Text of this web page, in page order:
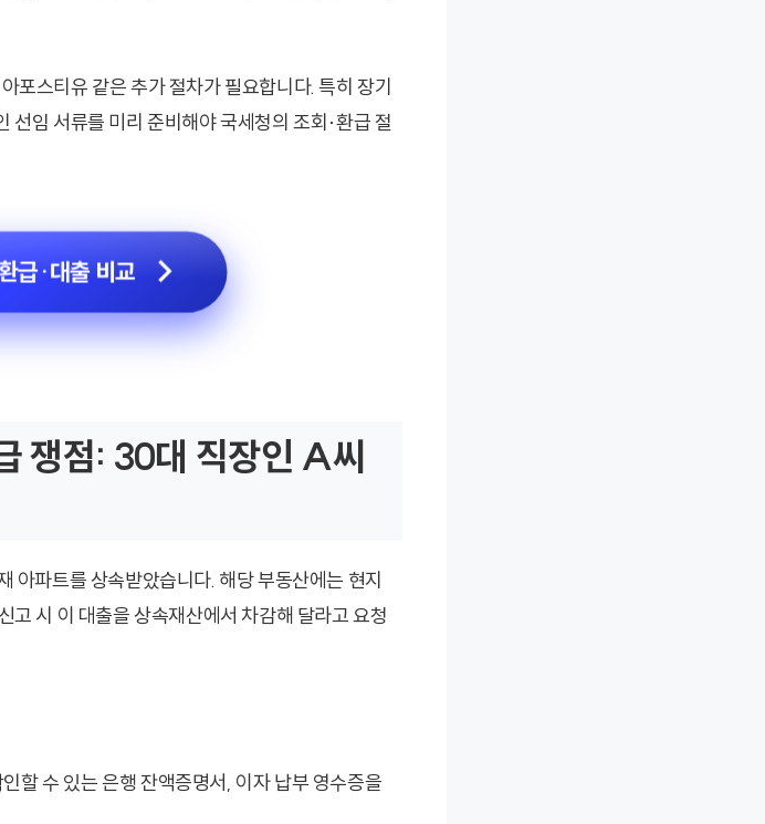
포스티유 같은 추가 절차가 필요합니다. 특히 장기
선임 서류를 미리 준비해야 국세청의 조회·환급 절
급·대출 비교
쟁점: 30대 직장인 A씨
아파트를 상속받았습니다. 해당 부동산에는 현지
시 이 대출을 상속재산에서 차감해 달라고 요청
할 수 있는 은행 잔액증명서, 이자 납부 영수증을